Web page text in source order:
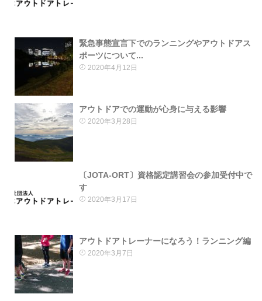
緊急事態宣言下でのランニングやアウトドアス
ポーツについて...
2020年4月12日
アウトドアでの運動が心身に与える影響
2020年3月28日
〔JOTA-ORT〕資格認定講習会の参加受付中で
す
2020年3月17日
アウトドアトレーナーになろう！ランニング編
2020年3月7日